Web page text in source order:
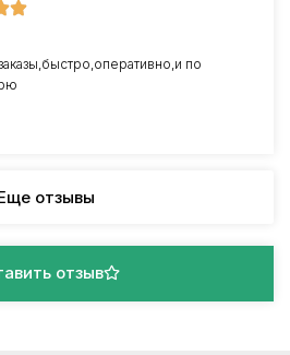
по
отзывы
отзыв